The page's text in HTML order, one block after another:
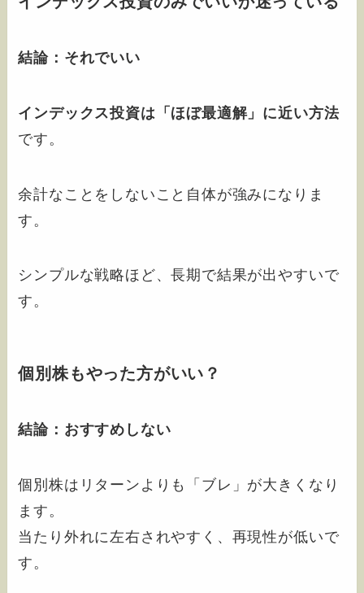
結論：それでいい
インデックス投資は「ほぼ最適解」に近い方法
です。
余計なことをしないこと自体が強みになりま
す。
シンプルな戦略ほど、長期で結果が出やすいで
す。
個別株もやった方がいい？
結論：おすすめしない
個別株はリターンよりも「ブレ」が大きくなり
ます。
当たり外れに左右されやすく、再現性が低いで
す。